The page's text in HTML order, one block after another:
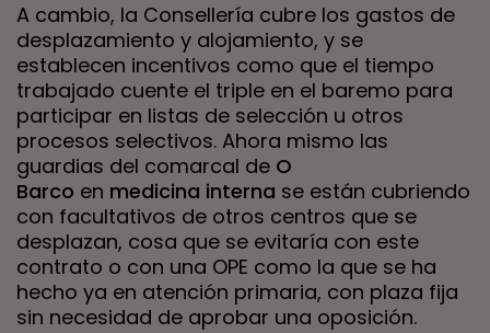
A cambio, la Consellería cubre los gastos de
desplazamiento y alojamiento, y se
establecen incentivos como que el tiempo
trabajado cuente el triple en el baremo para
participar en listas de selección u otros
procesos selectivos. Ahora mismo las
guardias del comarcal de O
Barco en medicina interna se están cubriendo
con facultativos de otros centros que se
desplazan, cosa que se evitaría con este
contrato o con una OPE como la que se ha
hecho ya en atención primaria, con plaza fija
sin necesidad de aprobar una oposición.